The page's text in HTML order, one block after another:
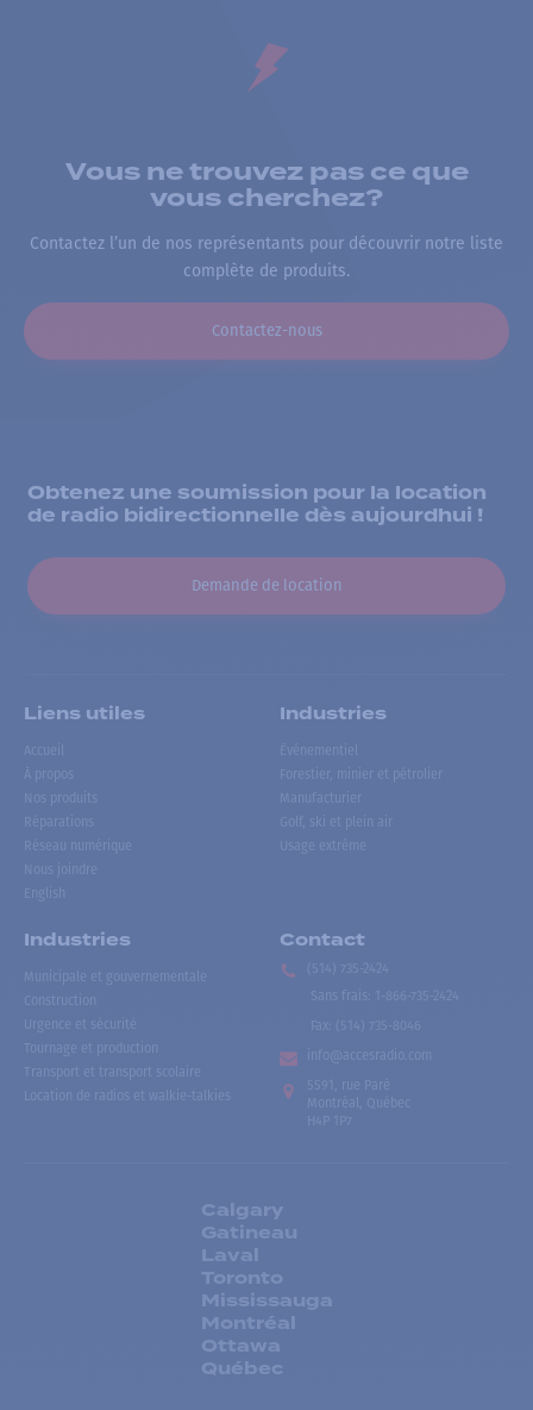
Vous ne trouvez pas ce que
vous cherchez?
Contactez l’un de nos représentants pour découvrir notre liste
complète de produits.
Contactez-nous
Obtenez une soumission pour la location
de radio bidirectionnelle dès aujourdhui !
Demande de location
Liens utiles
Accueil
À propos
Nos produits
Réparations
Réseau numérique
Nous joindre
English
Industries
Événementiel
Forestier, minier et pétrolier
Manufacturier
Golf, ski et plein air
Usage extrême
Industries
Municipale et gouvernementale
Construction
Urgence et sécurité
Tournage et production
Transport et transport scolaire
Location de radios et walkie-talkies
Contact
(514) 735-2424
Sans frais
1-866-735-2424
Fax:
(514) 735-8046
info@accesradio.com
5591, rue Paré
Montréal, Québec
H4P 1P7
Calgary
Gatineau
Laval
Toronto
Mississauga
Montréal
Ottawa
Québec